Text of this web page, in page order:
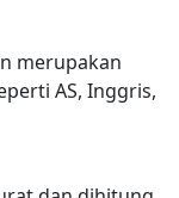
merupakan
AS, Inggris,